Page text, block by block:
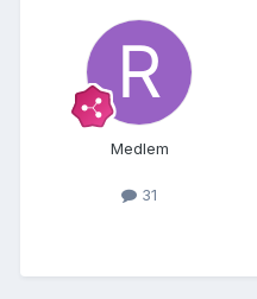
Medlem
31